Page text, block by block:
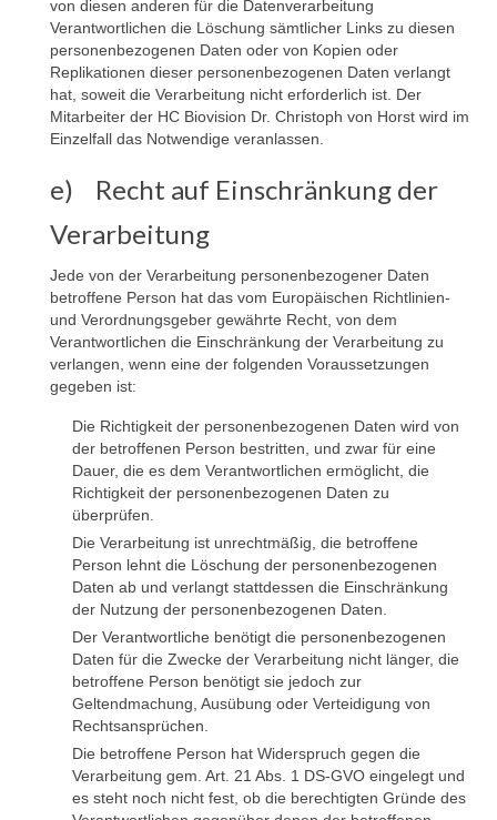
von diesen anderen für die Datenverarbeitung
Verantwortlichen die Löschung sämtlicher Links zu diesen
personenbezogenen Daten oder von Kopien oder
Replikationen dieser personenbezogenen Daten verlangt
hat, soweit die Verarbeitung nicht erforderlich ist. Der
Mitarbeiter der HC Biovision Dr. Christoph von Horst wird im
Einzelfall das Notwendige veranlassen.
e) Recht auf Einschränkung der
Verarbeitung
Jede von der Verarbeitung personenbezogener Daten
betroffene Person hat das vom Europäischen Richtlinien-
und Verordnungsgeber gewährte Recht, von dem
Verantwortlichen die Einschränkung der Verarbeitung zu
verlangen, wenn eine der folgenden Voraussetzungen
gegeben ist:
Die Richtigkeit der personenbezogenen Daten wird von
der betroffenen Person bestritten, und zwar für eine
Dauer, die es dem Verantwortlichen ermöglicht, die
Richtigkeit der personenbezogenen Daten zu
überprüfen.
Die Verarbeitung ist unrechtmäßig, die betroffene
Person lehnt die Löschung der personenbezogenen
Daten ab und verlangt stattdessen die Einschränkung
der Nutzung der personenbezogenen Daten.
Der Verantwortliche benötigt die personenbezogenen
Daten für die Zwecke der Verarbeitung nicht länger, die
betroffene Person benötigt sie jedoch zur
Geltendmachung, Ausübung oder Verteidigung von
Rechtsansprüchen.
Die betroffene Person hat Widerspruch gegen die
Verarbeitung gem. Art. 21 Abs. 1 DS-GVO eingelegt und
es steht noch nicht fest, ob die berechtigten Gründe des